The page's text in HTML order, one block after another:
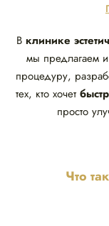
В клинике
мы предлагаем
процедуру,
тех, кто хочет
просто
Что